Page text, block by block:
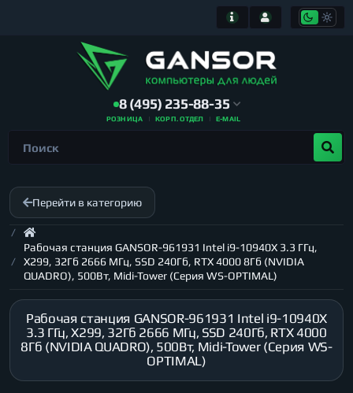
8 (495) 235-88-35
РОЗНИЦА КОРП. ОТДЕЛ E-MAIL
Перейти в категорию
Рабочая станция GANSOR-961931 Intel i9-10940X 3.3 ГГц,
X299, 32Гб 2666 МГц, SSD 240Гб, RTX 4000 8Гб (NVIDIA
QUADRO), 500Вт, Midi-Tower (Серия WS-OPTIMAL)
Рабочая станция GANSOR-961931 Intel i9-10940X
3.3 ГГц, X299, 32Гб 2666 МГц, SSD 240Гб, RTX 4000
8Гб (NVIDIA QUADRO), 500Вт, Midi-Tower (Серия WS-
OPTIMAL)